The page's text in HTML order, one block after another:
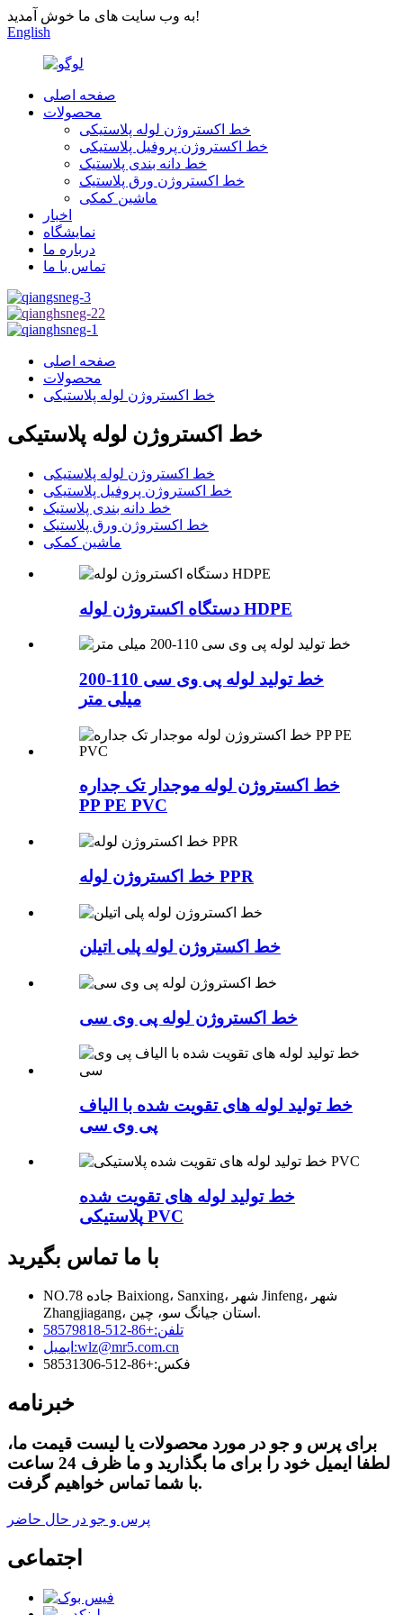
به وب سایت های ما خوش آمدید!
English
صفحه اصلی
محصولات
خط اکستروژن لوله پلاستیکی
خط اکستروژن پروفیل پلاستیکی
خط دانه بندی پلاستیک
خط اکستروژن ورق پلاستیک
ماشین کمکی
اخبار
نمایشگاه
درباره ما
تماس با ما
صفحه اصلی
محصولات
خط اکستروژن لوله پلاستیکی
خط اکستروژن لوله پلاستیکی
خط اکستروژن لوله پلاستیکی
خط اکستروژن پروفیل پلاستیکی
خط دانه بندی پلاستیک
خط اکستروژن ورق پلاستیک
ماشین کمکی
دستگاه اکستروژن لوله HDPE
خط تولید لوله پی وی سی 110-200
میلی متر
خط اکستروژن لوله موجدار تک جداره
PP PE PVC
خط اکستروژن لوله PPR
خط اکستروژن لوله پلی اتیلن
خط اکستروژن لوله پی وی سی
خط تولید لوله های تقویت شده با الیاف
پی وی سی
خط تولید لوله های تقویت شده
پلاستیکی PVC
با ما تماس بگیرید
NO.78 جاده Baixiong، Sanxing، شهر Jinfeng، شهر
Zhangjiagang، استان جیانگ سو، چین.
تلفن:+86-512-58579818
ایمیل:wlz@mr5.com.cn
فکس:+86-512-58531306
خبرنامه
برای پرس و جو در مورد محصولات یا لیست قیمت ما،
لطفا ایمیل خود را برای ما بگذارید و ما ظرف 24 ساعت
با شما تماس خواهیم گرفت.
پرس و جو در حال حاضر
اجتماعی